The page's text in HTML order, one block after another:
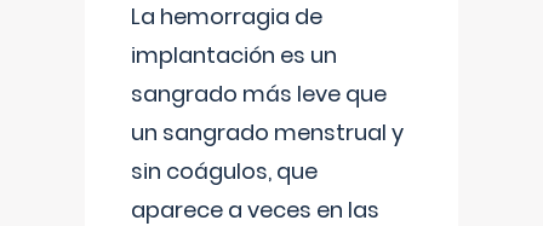
La hemorragia de
implantación es un
sangrado más leve que
un sangrado menstrual y
sin coágulos, que
aparece a veces en las